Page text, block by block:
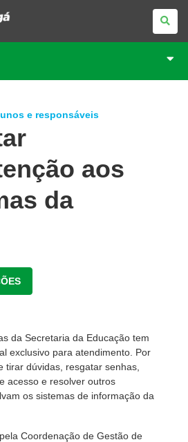
e responsáveis
aos
da
da Secretaria da Educação tem
exclusivo para atendimento. Por
tirar dúvidas, resgatar senhas,
acesso e resolver outros
os sistemas de informação da
Coordenação de Gestão de